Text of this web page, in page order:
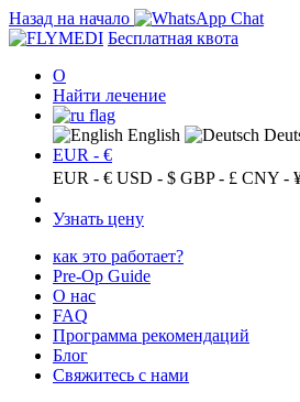
Назад на начало
Бесплатная квота
О
Найти лечение
English
EUR - €
EUR - € USD - $ GBP - £ CNY -
Узнать цену
как это работает?
Pre-Op Guide
О нас
FAQ
Программа рекомендаций
Блог
Свяжитесь с нами